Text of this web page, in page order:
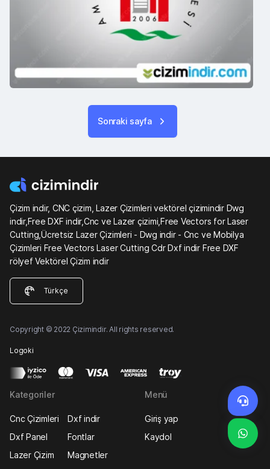
Sonraki sayfa
Çizim indir, CNC çizim, Lazer Çizimleri vektörel çizimindir Dwg
indir,Free DXF indir,Cnc ve Lazer çizimi,Free Vectors for Laser
Cutting,Ücretsiz Lazer Çizimleri - Dwg indir - Cnc ve Mobilya
Çizimleri Free Vectors Laser Cutting Cdr Dxf indir Free DXF
rölyef Vektörel Çizim indir
Türkçe
Copyright © 2022 Çizimindir. All rights reserved.
Logoki
Kategoriler
Cnc Çizimleri
Dxf indir
Dxf Panel
Fontlar
Lazer Çizim
Magnetler
Menü
Giriş yap
Kaydol